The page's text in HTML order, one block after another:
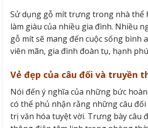
Sử dụng gỗ mít trưng trong nhà thể
làm giàu của nhiều gia đình. Nhiều
gỗ mít sẽ mang đến cuộc sống bình
viên mãn, gia đình đoàn tụ, hạnh
Vẻ đẹp của câu đối và truyền
Nói đến ý nghĩa của những bức
có thể phủ nhận rằng những câu
trị văn hóa tuyệt vời. Trưng bày câu